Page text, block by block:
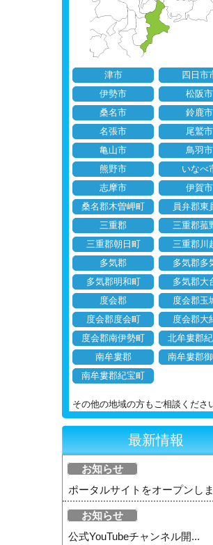
津市
四日市
伊勢市
松阪市
桑名市
鈴鹿市
名張市
尾鷲市
亀山市
鳥羽市
熊野市
いなべ
志摩市
伊賀市
桑名郡木曽岬町
員弁郡東
三重郡
三重郡菰
三重郡朝日町
三重郡川
多気郡
多気郡多
多気郡明和町
多気郡大
度会郡
度会郡玉
度会郡度会町
度会郡大
度会郡南伊勢町
北牟婁郡
南牟婁郡
南牟婁郡
南牟婁郡紀宝町
その他の地域の方もご相談くださ
最新情報
お知らせ
ポータルサイトをオープンし
お知らせ
公式YouTubeチャンネル開...